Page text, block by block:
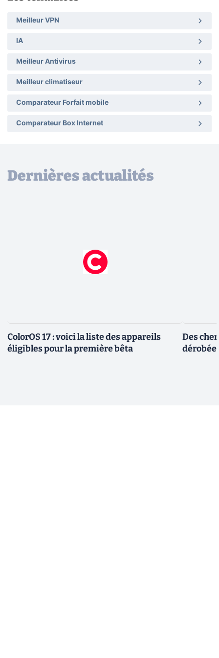
Meilleur VPN
IA
Meilleur Antivirus
Meilleur climatiseur
Comparateur Forfait mobile
Comparateur Box Internet
Dernières actualités
ColorOS 17 : voici la liste des appareils
éligibles pour la première bêta
Des